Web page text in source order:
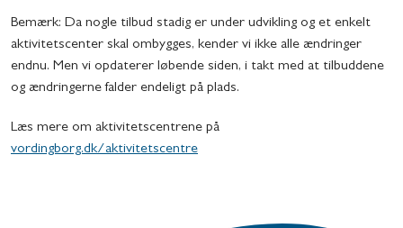
Bemærk: Da nogle tilbud stadig er under udvikling og et enkelt
aktivitetscenter skal ombygges, kender vi ikke alle ændringer
endnu. Men vi opdaterer løbende siden, i takt med at tilbuddene
og ændringerne falder endeligt på plads.
Læs mere om aktivitetscentrene på
vordingborg.dk/aktivitetscentre